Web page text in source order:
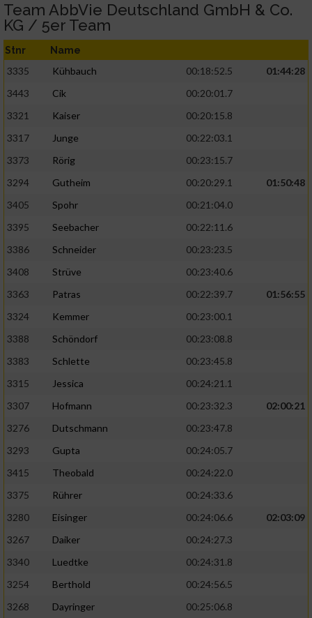
Team AbbVie Deutschland GmbH & Co.
KG / 5er Team
Stnr Name
3335 Kühbauch 00:18:52.5
01:44:28
3443
Cik
00:20:01.7
3321
Kaiser
00:20:15.8
3317
Junge
00:22:03.1
3373
Rörig
00:23:15.7
3294
Gutheim 00:20:29.1
01:50:48
3405
Spohr
00:21:04.0
3395
Seebacher
00:22:11.6
3386
Schneider
00:23:23.5
3408
Strüve
00:23:40.6
3363
Patras 00:22:39.7
01:56:55
3324
Kemmer
00:23:00.1
3388
Schöndorf
00:23:08.8
3383
Schlette
00:23:45.8
3315
Jessica
00:24:21.1
3307
Hofmann 00:23:32.3
02:00:21
3276
Dutschmann
00:23:47.8
3293
Gupta
00:24:05.7
3415
Theobald
00:24:22.0
3375
Rührer
00:24:33.6
3280
Eisinger 00:24:06.6
02:03:09
3267
Daiker
00:24:27.3
3340
Luedtke
00:24:31.8
3254
Berthold
00:24:56.5
3268
Dayringer
00:25:06.8